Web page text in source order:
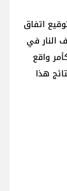
اتفاق
النار في
واقع
هذا